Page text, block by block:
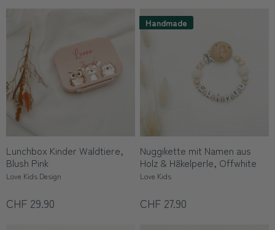
Lunchbox Kinder Waldtiere,
Blush Pink
Love Kids Design
CHF 29.90
Handmade
Nuggikette mit Namen aus
Holz & Häkelperle, Offwhite
Love Kids
CHF 27.90